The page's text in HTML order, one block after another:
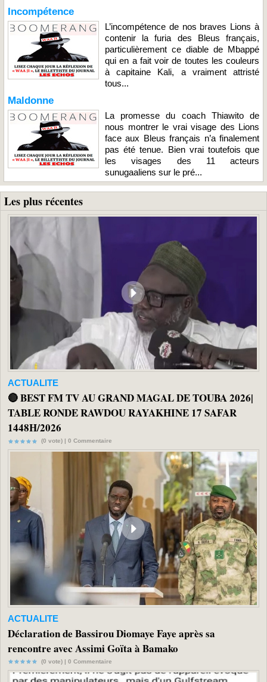
Incompétence
L’incompétence de nos braves Lions à
contenir la furia des Bleus français,
particulièrement ce diable de Mbappé
qui en a fait voir de toutes les couleurs
à capitaine Kali, a vraiment attristé
tous...
Maldonne
La promesse du coach Thiawito de
nous montrer le vrai visage des Lions
face aux Bleus français n’a finalement
pas été tenue. Bien vrai toutefois que
les visages des 11 acteurs
sunugaaliens sur le pré...
Les plus récentes
ACTUALITE
🔴 BEST FM TV AU GRAND MAGAL DE TOUBA 2026|
TABLE RONDE RAWDOU RAYAKHINE 17 SAFAR
1448H/2026
(0 vote) | 0 Commentaire
ACTUALITE
Déclaration de Bassirou Diomaye Faye après sa
rencontre avec Assimi Goïta à Bamako
(0 vote) | 0 Commentaire